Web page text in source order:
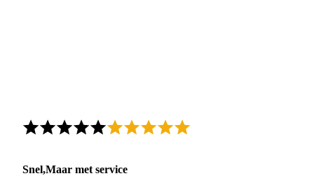
Snel,Maar met service